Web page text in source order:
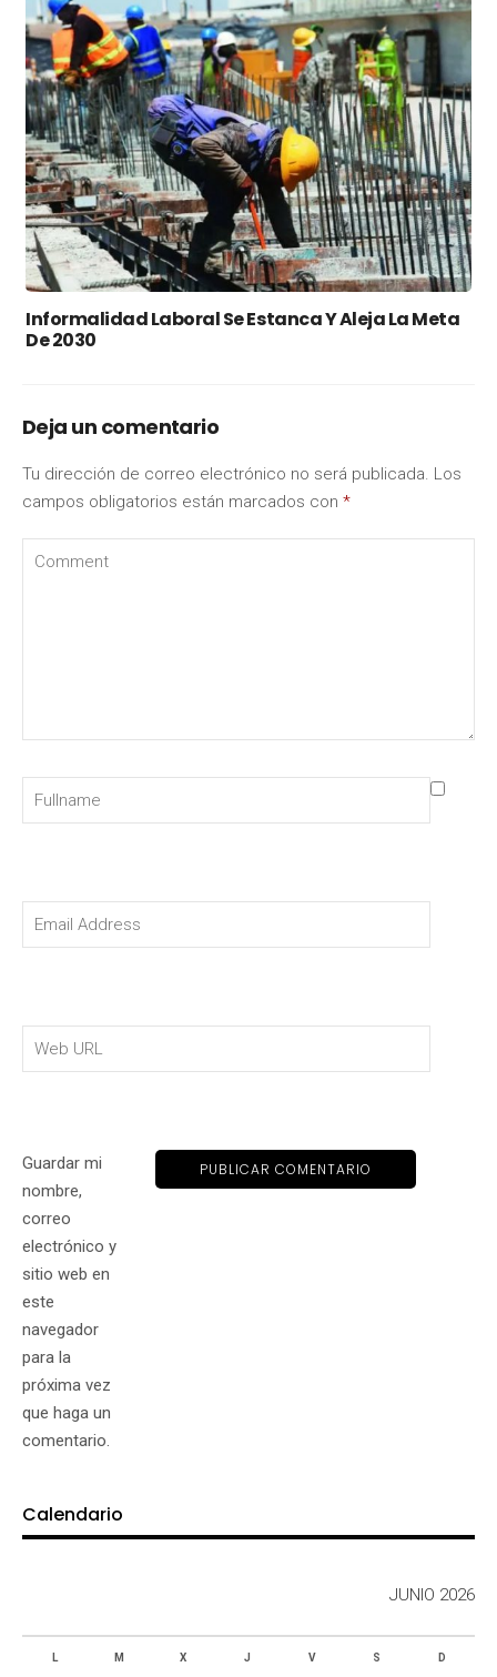
Informalidad Laboral Se Estanca Y Aleja La Meta
De 2030
Deja un comentario
Tu dirección de correo electrónico no será publicada. Los
campos obligatorios están marcados con *
Guardar mi
nombre,
correo
electrónico y
sitio web en
este
navegador
para la
próxima vez
que haga un
comentario.
Calendario
JUNIO 2026
L M X J V S D